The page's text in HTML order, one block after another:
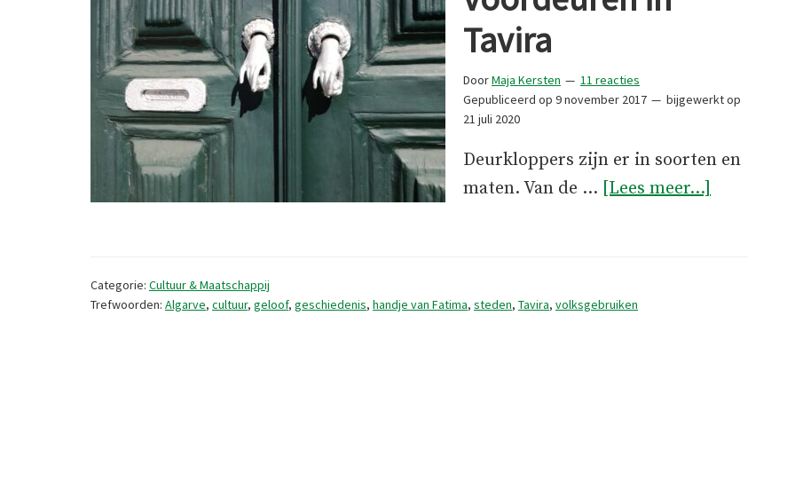
Tavira
DoorMaja Kersten
11 reacties
Gepubliceerd op 9 november 2017
bijgewerkt op
21 juli 2020
Deurkloppers zijn er in soorten en
maten. Van de … [Lees meer...]
Categorie: Cultuur & Maatschappij
Trefwoorden: Algarve, cultuur, geloof, geschiedenis, handje van Fatima, steden, Tavira, volksgebruiken